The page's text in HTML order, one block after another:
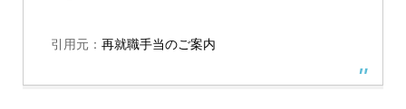
引用元： 再就職手当のご案内